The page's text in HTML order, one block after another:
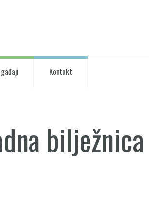
Kontakt
bilježnica